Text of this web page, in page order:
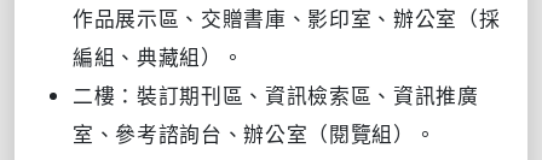
作品展示區、交贈書庫、影印室、辦公室（採
編組、典藏組）。
二樓：裝訂期刊區、資訊檢索區、資訊推廣
室、參考諮詢台、辦公室（閱覽組）。